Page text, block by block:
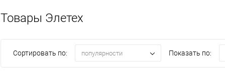
Товары Элетех
Сортировать по: популярности Показать по: